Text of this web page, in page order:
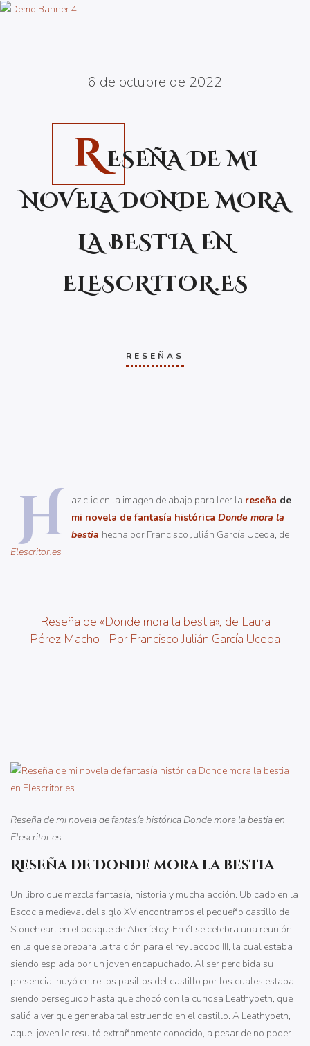
6 de octubre de 2022
RESEÑA DE MI
NOVELA DONDE MORA
LA BESTIA EN
ELESCRITOR.ES
RESEÑAS
H az clic en la imagen de abajo para leer la reseña de
mi novela de fantasía histórica Donde mora la
bestia hecha por Francisco Julián García Uceda, de
Elescritor.es
Reseña de «Donde mora la bestia», de Laura
Pérez Macho | Por Francisco Julián García Uceda
Reseña de mi novela de fantasía histórica Donde mora la bestia en
Elescritor.es
Reseña de Donde mora la bestia
Un libro que mezcla fantasía, historia y mucha acción. Ubicado en la
Escocia medieval del siglo XV encontramos el pequeño castillo de
Stoneheart en el bosque de Aberfeldy. En él se celebra una reunión
en la que se prepara la traición para el rey Jacobo III, la cual estaba
siendo espiada por un joven encapuchado. Al ser percibida su
presencia, huyó entre los pasillos del castillo por los cuales estaba
siendo perseguido hasta que chocó con la curiosa Leathybeth, que
salió a ver que generaba tal estruendo en el castillo. A Leathybeth,
aquel joven le resultó extrañamente conocido, a pesar de no poder